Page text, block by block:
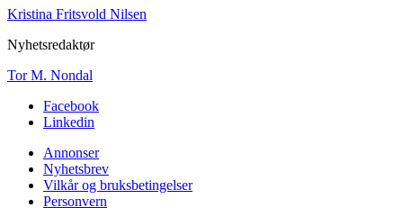
Kristina Fritsvold Nilsen
Nyhetsredaktør
Tor M. Nondal
Facebook
Linkedin
Annonser
Nyhetsbrev
Vilkår og bruksbetingelser
Personvern